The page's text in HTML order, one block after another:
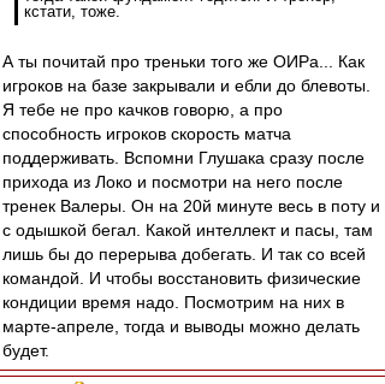
кстати, тоже.
А ты почитай про треньки того же ОИРа... Как
игроков на базе закрывали и ебли до блевоты.
Я тебе не про качков говорю, а про
способность игроков скорость матча
поддерживать. Вспомни Глушака сразу после
прихода из Локо и посмотри на него после
тренек Валеры. Он на 20й минуте весь в поту и
с одышкой бегал. Какой интеллект и пасы, там
лишь бы до перерыва добегать. И так со всей
командой. И чтобы восстановить физические
кондиции время надо. Посмотрим на них в
марте-апреле, тогда и выводы можно делать
будет.